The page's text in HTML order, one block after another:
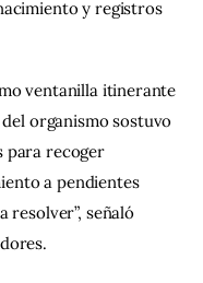
y registros
ventanilla itinerante
organismo sostuvo
para recoger
a pendientes
resolver”, señaló